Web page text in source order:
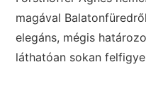
magával
elegáns, mégis
láthatóan sokan